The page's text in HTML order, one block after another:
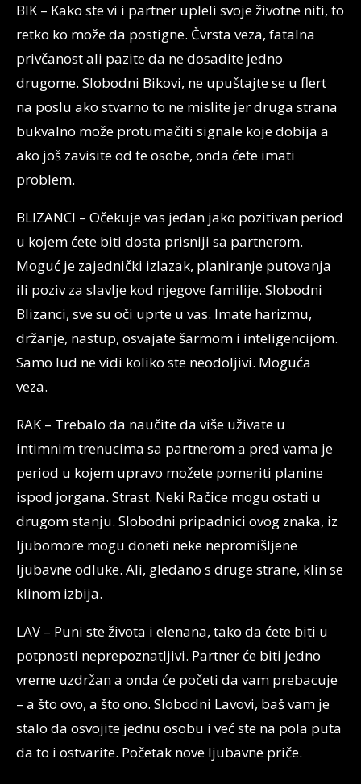
BIK – Kako ste vi i partner upleli svoje životne niti, to
retko ko može da postigne. Čvrsta veza, fatalna
privčanost ali pazite da ne dosadite jedno
drugome. Slobodni Bikovi, ne upuštajte se u flert
na poslu ako stvarno to ne mislite jer druga strana
bukvalno može protumačiti signale koje dobija a
ako još zavisite od te osobe, onda ćete imati
problem.
BLIZANCI – Očekuje vas jedan jako pozitivan period
u kojem ćete biti dosta prisniji sa partnerom.
Moguć je zajednički izlazak, planiranje putovanja
ili poziv za slavlje kod njegove familije. Slobodni
Blizanci, sve su oči uprte u vas. Imate harizmu,
držanje, nastup, osvajate šarmom i inteligencijom.
Samo lud ne vidi koliko ste neodoljivi. Moguća
veza.
RAK – Trebalo da naučite da više uživate u
intimnim trenucima sa partnerom a pred vama je
period u kojem upravo možete pomeriti planine
ispod jorgana. Strast. Neki Račice mogu ostati u
drugom stanju. Slobodni pripadnici ovog znaka, iz
ljubomore mogu doneti neke nepromišljene
ljubavne odluke. Ali, gledano s druge strane, klin se
klinom izbija.
LAV – Puni ste života i elenana, tako da ćete biti u
potpnosti neprepoznatljivi. Partner će biti jedno
vreme uzdržan a onda će početi da vam prebacuje
– a što ovo, a što ono. Slobodni Lavovi, baš vam je
stalo da osvojite jednu osobu i već ste na pola puta
da to i ostvarite. Početak nove ljubavne priče.